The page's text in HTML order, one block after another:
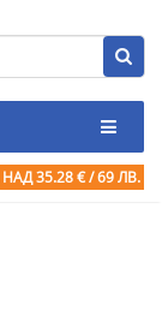
НАД 35.28 € / 69 ЛВ.